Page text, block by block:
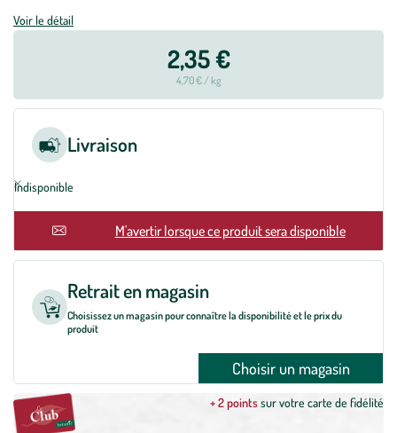
Voir le détail
2,35 €
4,70 € / kg
Livraison
Indisponible
En rupture M'avertir lorsque ce produit sera disponible
Retrait en magasin
Choisissez un magasin pour connaître la disponibilité et le prix du
produit
Choisir un magasin
+ 2 pointssur votre carte de fidélité